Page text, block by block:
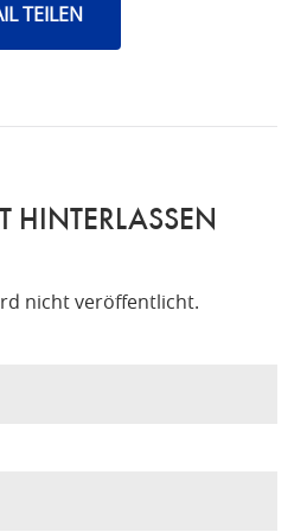
TEILEN
HINTERLASSEN
nicht veröffentlicht.